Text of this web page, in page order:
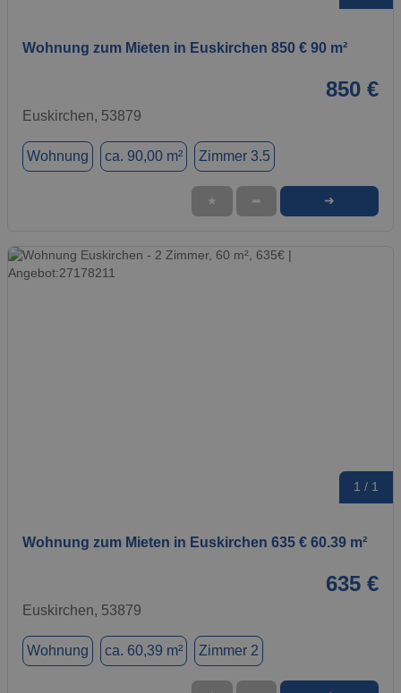
Wohnung zum Mieten in Euskirchen 850 € 90 m²
850 €
Euskirchen, 53879
Wohnung ca. 90,00 m² Zimmer 3.5
★ ➦ ➜
1 / 1
Wohnung zum Mieten in Euskirchen 635 € 60.39 m²
635 €
Euskirchen, 53879
Wohnung ca. 60,39 m² Zimmer 2